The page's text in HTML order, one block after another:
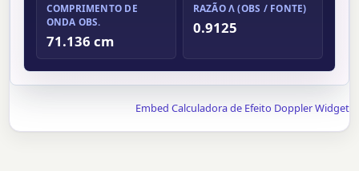
COMPRIMENTO DE
ONDA OBS.
71.136 cm
RAZÃO Λ (OBS / FONTE)
0.9125
Embed Calculadora de Efeito Doppler Widget